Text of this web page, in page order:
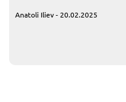
Anatoli Iliev - 20.02.2025